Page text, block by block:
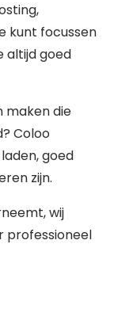
kunt focussen
altijd goed
maken die
Coloo
goed
zijn.
wij
professioneel